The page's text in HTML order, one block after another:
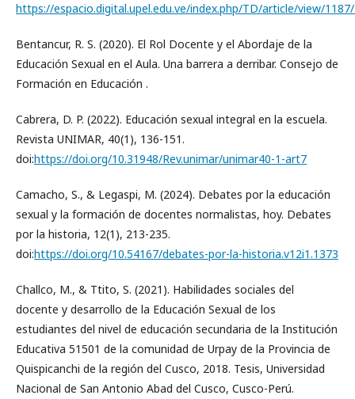
https://espacio.digital.upel.edu.ve/index.php/TD/article/view/
Bentancur, R. S. (2020). El Rol Docente y el Abordaje de la
Educación Sexual en el Aula. Una barrera a derribar. Consejo de
Formación en Educación .
Cabrera, D. P. (2022). Educación sexual integral en la escuela.
Revista UNIMAR, 40(1), 136-151.
doi:https://doi.org/10.31948/Rev.unimar/unimar40-1-art7
Camacho, S., & Legaspi, M. (2024). Debates por la educación
sexual y la formación de docentes normalistas, hoy. Debates
por la historia, 12(1), 213-235.
doi:https://doi.org/10.54167/debates-por-la-historia.v12i1.1373
Challco, M., & Ttito, S. (2021). Habilidades sociales del
docente y desarrollo de la Educación Sexual de los
estudiantes del nivel de educación secundaria de la Institución
Educativa 51501 de la comunidad de Urpay de la Provincia de
Quispicanchi de la región del Cusco, 2018. Tesis, Universidad
Nacional de San Antonio Abad del Cusco, Cusco-Perú.